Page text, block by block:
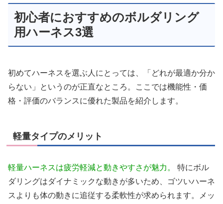
初心者におすすめのボルダリング
用ハーネス3選
初めてハーネスを選ぶ人にとっては、「どれが最適か分か
らない」というのが正直なところ。ここでは機能性・価
格・評価のバランスに優れた製品を紹介します。
軽量タイプのメリット
軽量ハーネスは疲労軽減と動きやすさが魅力。
特にボル
ダリングはダイナミックな動きが多いため、ゴツいハーネ
スよりも体の動きに追従する柔軟性が求められます。メッ